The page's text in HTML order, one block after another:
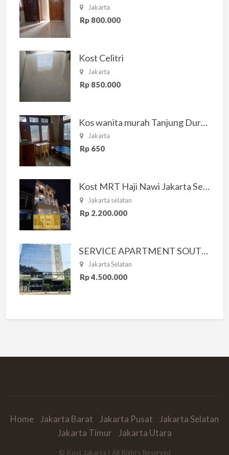
Jakarta
Rp 800.000
Kost Celitri
Jakarta
Rp 850.000
Kos wanita murah Tanjung Duren Jakarta Barat
Jakarta
Rp 650
Kost MRT Haji Nawi Jakarta Selatan
Jakarta selatan
Rp 2.200.000
SERVICE APARTMENT SOUTH RESIDENCE
Jakarta Selatan
Rp 4.500.000
Home Jakarta Barat Jakarta Pusat
Jakarta Selatan
Jakarta Timur
Jakarta Utara
© Kost Jakarta | All Rights Reserved